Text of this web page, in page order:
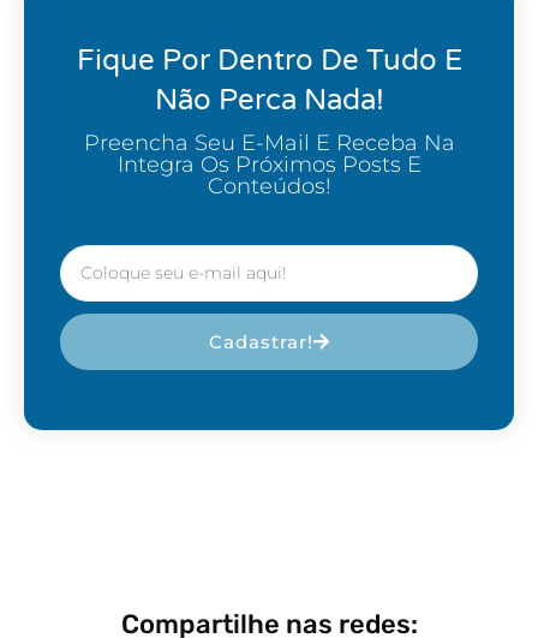
Fique Por Dentro De Tudo E
Não Perca Nada!
Preencha Seu E-Mail E Receba Na
Integra Os Próximos Posts E
Conteúdos!
Cadastrar!
Compartilhe nas redes: